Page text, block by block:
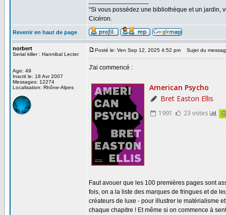
“Si vous possédez une bibliothèque et un jardin,
Cicéron.
Revenir en haut de page
norbert
Serial killer : Hannibal Lecter
Age: 49
Inscrit le: 18 Avr 2007
Messages: 12274
Localisation: Rhône-Alpes
Posté le: Ven Sep 12, 2025 4:52 pm Sujet du
J'ai commencé :
Faut avouer que les 100 premières pages sont
fois, on a la liste des marques de fringues et de
créateurs de luxe - pour illustrer le matérialisme
chaque chapitre ! Et même si on commence à